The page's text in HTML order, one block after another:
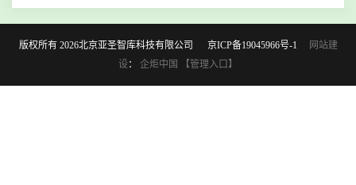
版权所有 2026北京亚圣智库科技有限公司 京ICP备19045966号-1
网站建
设： 企炬中国 【管理入口】